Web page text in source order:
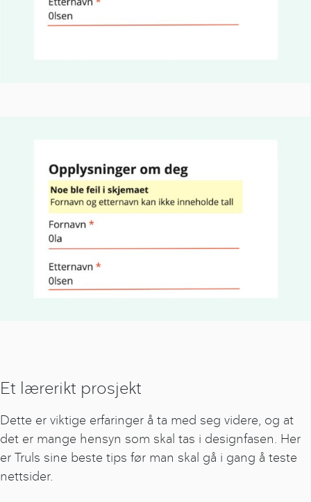
Et lærerikt prosjekt
Dette er viktige erfaringer å ta med seg videre, og at
det er mange hensyn som skal tas i designfasen. Her
er Truls sine beste tips før man skal gå i gang å teste
nettsider.